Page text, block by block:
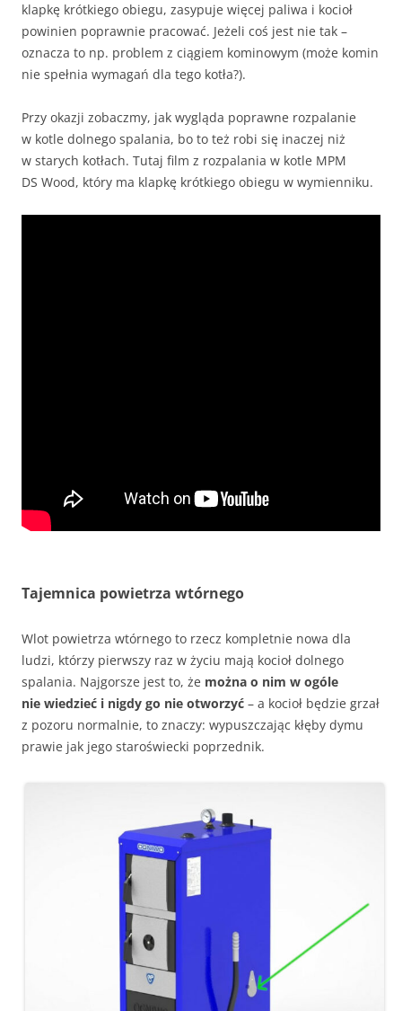
klapkę krótkiego obiegu, zasypuje więcej paliwa i kocioł
powinien poprawnie pracować. Jeżeli coś jest nie tak –
oznacza to np. problem z ciągiem kominowym (może komin
nie spełnia wymagań dla tego kotła?).
Przy okazji zobaczmy, jak wygląda poprawne rozpalanie
w kotle dolnego spalania, bo to też robi się inaczej niż
w starych kotłach. Tutaj film z rozpalania w kotle MPM
DS Wood, który ma klapkę krótkiego obiegu w wymienniku.
Tajemnica powietrza wtórnego
Wlot powietrza wtórnego to rzecz kompletnie nowa dla
ludzi, którzy pierwszy raz w życiu mają kocioł dolnego
spalania. Najgorsze jest to, że można o nim w ogóle
nie wiedzieć i nigdy go nie otworzyć – a kocioł będzie grzał
z pozoru normalnie, to znaczy: wypuszczając kłęby dymu
prawie jak jego staroświecki poprzednik.